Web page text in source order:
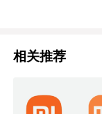
相关推荐